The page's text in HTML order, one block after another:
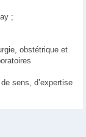
;
obstétrique et
sens, d’expertise